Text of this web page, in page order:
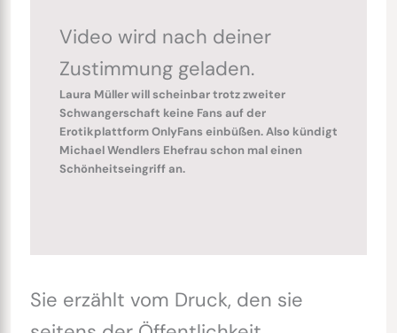
Video wird nach deiner
Zustimmung geladen.
Laura Müller will scheinbar trotz zweiter
Schwangerschaft keine Fans auf der
Erotikplattform OnlyFans einbüßen. Also kündigt
Michael Wendlers Ehefrau schon mal einen
Schönheitseingriff an.
Sie erzählt vom Druck, den sie